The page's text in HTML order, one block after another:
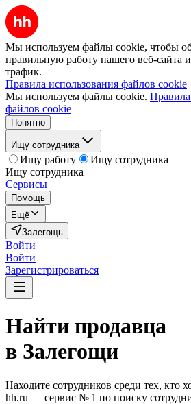
Мы используем файлы cookie, чтобы
правильную работу нашего веб-сайта
трафик.
Правила использования файлов cookie
Мы используем файлы cookie.
файлов cookie
Понятно
Ищу сотрудника
Ищу работу
Ищу сотрудника
Ищу сотрудника
Сервисы
Помощь
Ещё
Залегощь
Войти
Войти
Зарегистрироваться
Найти продавца
в Залегощи
Находите сотрудников среди тех, кто
hh.ru — сервис № 1 по поиску